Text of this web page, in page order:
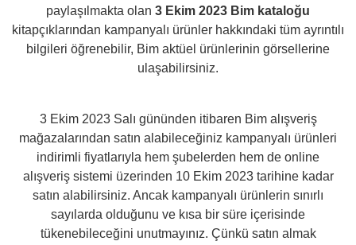
paylaşılmakta olan 3 Ekim 2023 Bim kataloğu
kitapçıklarından kampanyalı ürünler hakkındaki tüm ayrıntılı
bilgileri öğrenebilir, Bim aktüel ürünlerinin görsellerine
ulaşabilirsiniz.
3 Ekim 2023 Salı gününden itibaren Bim alışveriş
mağazalarından satın alabileceğiniz kampanyalı ürünleri
indirimli fiyatlarıyla hem şubelerden hem de online
alışveriş sistemi üzerinden 10 Ekim 2023 tarihine kadar
satın alabilirsiniz. Ancak kampanyalı ürünlerin sınırlı
sayılarda olduğunu ve kısa bir süre içerisinde
tükenebileceğini unutmayınız. Çünkü satın almak